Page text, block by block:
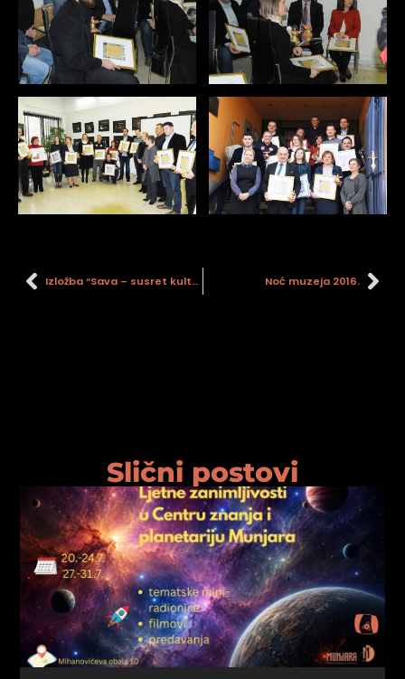
Izložba “Sava – susret kulture i prirode” Noć muzeja 2016.
Slični postovi